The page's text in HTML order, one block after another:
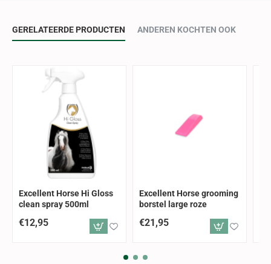
GERELATEERDE PRODUCTEN ANDEREN KOCHTEN OOK
Excellent Horse Hi Gloss
clean spray 500ml
€12,95
Excellent Horse grooming
borstel large roze
€21,95